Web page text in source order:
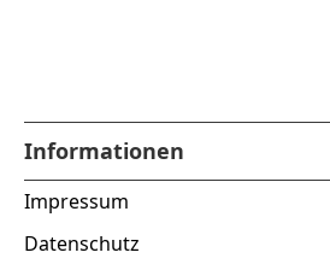
Informationen
Impressum
Datenschutz